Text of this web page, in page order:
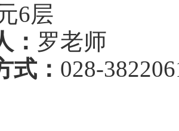
6层
： 罗老师
式： 028-